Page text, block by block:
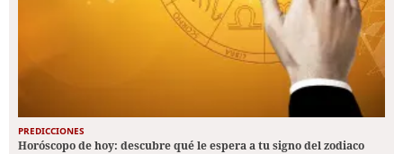
PREDICCIONES
Horóscopo de hoy: descubre qué le espera a tu signo del zodiaco